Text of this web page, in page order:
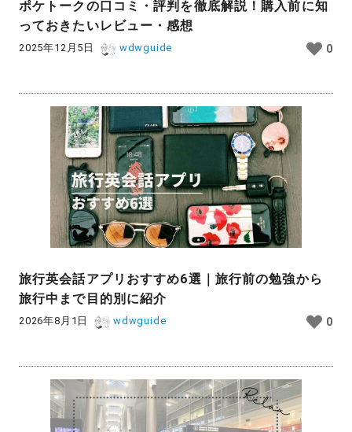
ポケトークの口コミ・評判を徹底解説！購入前に知
っておきたいレビュー・感想
2025年12月5日 wdwguide 0
旅行英会話アプリおすすめ6選｜旅行前の勉強から
旅行中まで目的別に紹介
2026年8月1日 wdwguide 0